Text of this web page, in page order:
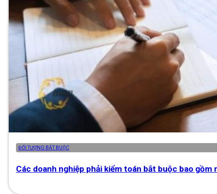
ĐỐI TƯỢNG BẮT BUỘC
Các doanh nghiệp phải kiểm toán bắt buộc bao gồm